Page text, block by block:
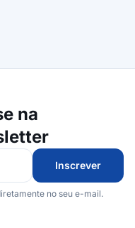
na
Inscrever
no seu e-mail.